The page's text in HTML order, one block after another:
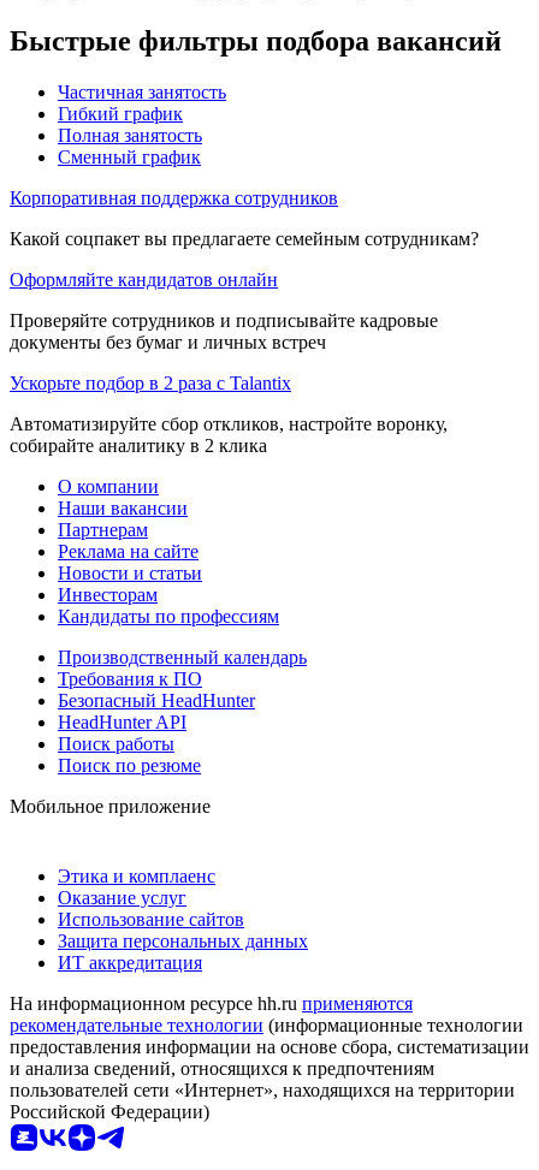
Быстрые фильтры подбора вакансий
Частичная занятость
Гибкий график
Полная занятость
Сменный график
Корпоративная поддержка сотрудников
Какой соцпакет вы предлагаете семейным сотрудникам?
Оформляйте кандидатов онлайн
Проверяйте сотрудников и подписывайте кадровые
документы без бумаг и личных встреч
Ускорьте подбор в 2 раза с Talantix
Автоматизируйте сбор откликов, настройте воронку,
собирайте аналитику в 2 клика
О компании
Наши вакансии
Партнерам
Реклама на сайте
Новости и статьи
Инвесторам
Кандидаты по профессиям
Производственный календарь
Требования к ПО
Безопасный HeadHunter
HeadHunter API
Поиск работы
Поиск по резюме
Мобильное приложение
Этика и комплаенс
Оказание услуг
Использование сайтов
Защита персональных данных
ИТ аккредитация
На информационном ресурсе hh.ru применяются
рекомендательные технологии (информационные технологии
предоставления информации на основе сбора, систематизации
и анализа сведений, относящихся к предпочтениям
пользователей сети «Интернет», находящихся на территории
Российской Федерации)